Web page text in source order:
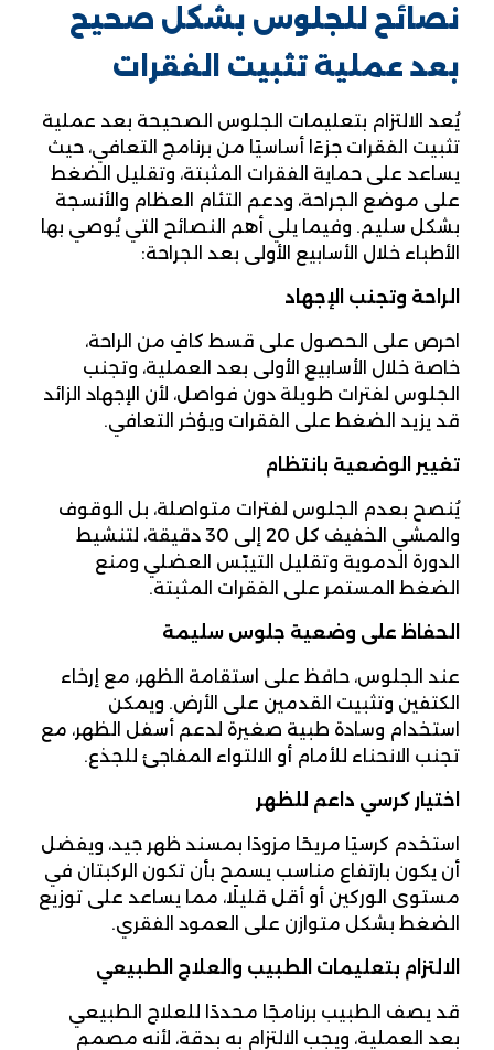
نصائح للجلوس بشكل صحيح
بعد عملية تثبيت الفقرات
يُعد الالتزام بتعليمات الجلوس الصحيحة بعد عملية
تثبيت الفقرات جزءًا أساسيًا من برنامج التعافي، حيث
يساعد على حماية الفقرات المثبتة، وتقليل الضغط
على موضع الجراحة، ودعم التئام العظام والأنسجة
بشكل سليم. وفيما يلي أهم النصائح التي يُوصي بها
الأطباء خلال الأسابيع الأولى بعد الجراحة:
الراحة وتجنب الإجهاد
احرص على الحصول على قسط كافٍ من الراحة،
خاصة خلال الأسابيع الأولى بعد العملية، وتجنب
الجلوس لفترات طويلة دون فواصل، لأن الإجهاد الزائد
قد يزيد الضغط على الفقرات ويؤخر التعافي.
تغيير الوضعية بانتظام
يُنصح بعدم الجلوس لفترات متواصلة، بل الوقوف
والمشي الخفيف كل 20 إلى 30 دقيقة، لتنشيط
الدورة الدموية وتقليل التيبّس العضلي ومنع
الضغط المستمر على الفقرات المثبتة.
الحفاظ على وضعية جلوس سليمة
عند الجلوس، حافظ على استقامة الظهر، مع إرخاء
الكتفين وتثبيت القدمين على الأرض. ويمكن
استخدام وسادة طبية صغيرة لدعم أسفل الظهر، مع
تجنب الانحناء للأمام أو الالتواء المفاجئ للجذع.
اختيار كرسي داعم للظهر
استخدم كرسيًا مريحًا مزودًا بمسند ظهر جيد، ويفضل
أن يكون بارتفاع مناسب يسمح بأن تكون الركبتان في
مستوى الوركين أو أقل قليلًا، مما يساعد على توزيع
الضغط بشكل متوازن على العمود الفقري.
الالتزام بتعليمات الطبيب والعلاج الطبيعي
قد يصف الطبيب برنامجًا محددًا للعلاج الطبيعي
بعد العملية، ويجب الالتزام به بدقة، لأنه مصمم